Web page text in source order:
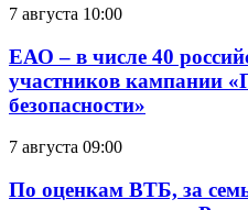
7 августа 10:00
ЕАО – в числе 40
участников кампании
безопасности»
7 августа 09:00
По оценкам ВТБ, за